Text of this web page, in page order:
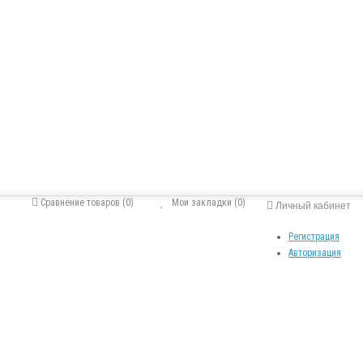
Личный кабинет
Регистрация
Авторизация
Мои закладки (0)
Сравнение товаров (0)